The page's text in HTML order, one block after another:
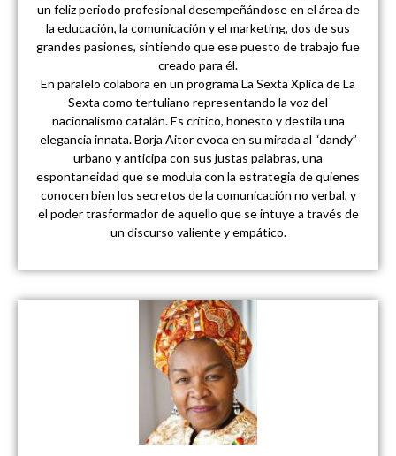
un feliz periodo profesional desempeñándose en el área de
la educación, la comunicación y el marketing, dos de sus
grandes pasiones, sintiendo que ese puesto de trabajo fue
creado para él.
En paralelo colabora en un programa La Sexta Xplica de La
Sexta como tertuliano representando la voz del
nacionalismo catalán. Es crítico, honesto y destila una
elegancia innata. Borja Aitor evoca en su mirada al “dandy”
urbano y anticipa con sus justas palabras, una
espontaneidad que se modula con la estrategia de quienes
conocen bien los secretos de la comunicación no verbal, y
el poder trasformador de aquello que se intuye a través de
un discurso valiente y empático.